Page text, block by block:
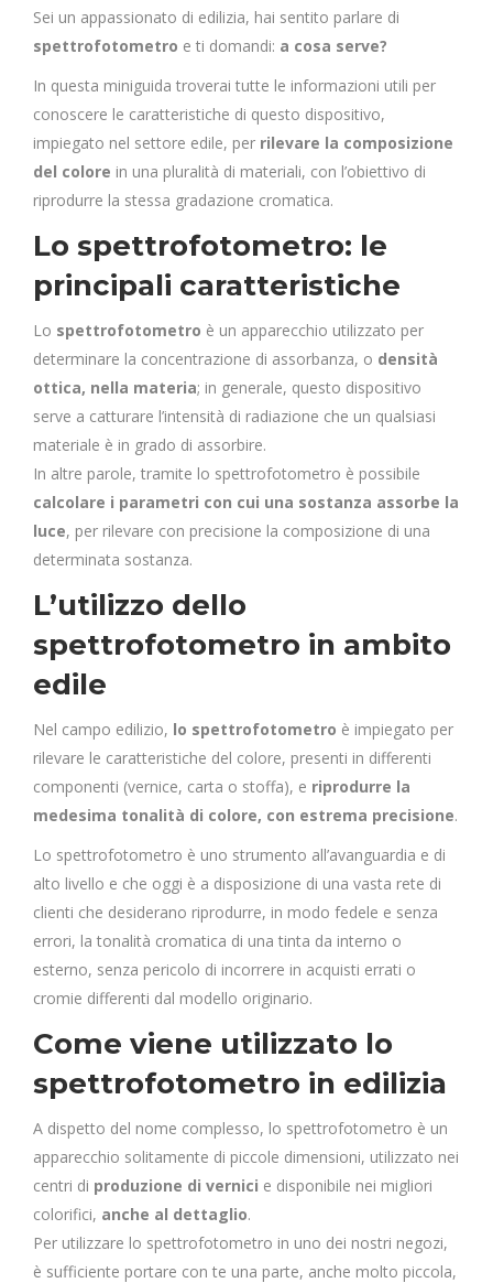
Sei un appassionato di edilizia, hai sentito parlare di
spettrofotometro e ti domandi: a cosa serve?
In questa miniguida troverai tutte le informazioni utili per
conoscere le caratteristiche di questo dispositivo,
impiegato nel settore edile, per rilevare la composizione
del colore in una pluralità di materiali, con l’obiettivo di
riprodurre la stessa gradazione cromatica.
Lo spettrofotometro: le
principali caratteristiche
Lo spettrofotometro è un apparecchio utilizzato per
determinare la concentrazione di assorbanza, o densità
ottica, nella materia; in generale, questo dispositivo
serve a catturare l’intensità di radiazione che un qualsiasi
materiale è in grado di assorbire.
In altre parole, tramite lo spettrofotometro è possibile
calcolare i parametri con cui una sostanza assorbe la
luce, per rilevare con precisione la composizione di una
determinata sostanza.
L’utilizzo dello
spettrofotometro in ambito
edile
Nel campo edilizio, lo spettrofotometro è impiegato per
rilevare le caratteristiche del colore, presenti in differenti
componenti (vernice, carta o stoffa), e riprodurre la
medesima tonalità di colore, con estrema precisione.
Lo spettrofotometro è uno strumento all’avanguardia e di
alto livello e che oggi è a disposizione di una vasta rete di
clienti che desiderano riprodurre, in modo fedele e senza
errori, la tonalità cromatica di una tinta da interno o
esterno, senza pericolo di incorrere in acquisti errati o
cromie differenti dal modello originario.
Come viene utilizzato lo
spettrofotometro in edilizia
A dispetto del nome complesso, lo spettrofotometro è un
apparecchio solitamente di piccole dimensioni, utilizzato nei
centri di produzione di vernici e disponibile nei migliori
colorifici, anche al dettaglio.
Per utilizzare lo spettrofotometro in uno dei nostri negozi,
è sufficiente portare con te una parte, anche molto piccola,